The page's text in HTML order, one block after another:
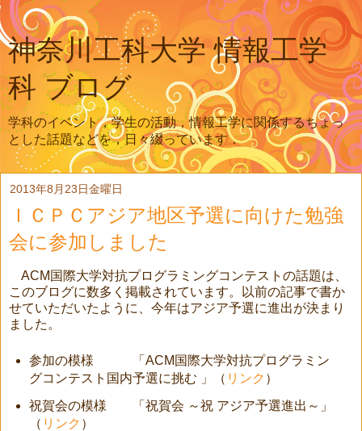
神奈川工科大学 情報工学
科 ブログ
学科のイベント，学生の活動，情報工学に関係するちょっ
とした話題などを，日々綴っています．
2013年8月23日金曜日
ＩＣＰＣアジア地区予選に向けた勉強
会に参加しました
ACM国際大学対抗プログラミングコンテストの話題は、
このブログに数多く掲載されています。以前の記事で書か
せていただいたように、今年はアジア予選に進出が決まり
ました。
参加の模様 「ACM国際大学対抗プログラミン
グコンテスト国内予選に挑む 」（ リンク ）
祝賀会の模様 「祝賀会 ～祝 アジア予選進出～」
（ リンク ）